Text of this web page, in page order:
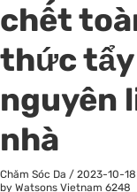
chết
thức
nguyên
nhà
Chăm Sóc Da / 2023-10-18
by Watsons Vietnam 6248